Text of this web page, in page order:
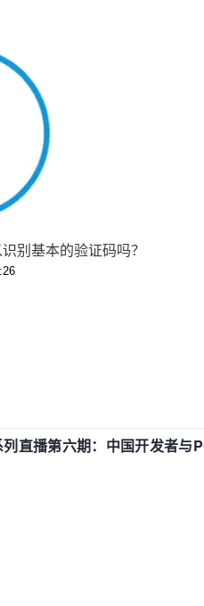
别基本的验证码吗？
直播第六期：中国开发者